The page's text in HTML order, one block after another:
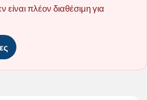
πλέον διαθέσιμη για